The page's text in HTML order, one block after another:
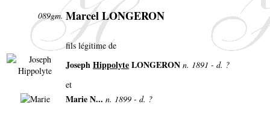
089gm. Marcel LONGERON
fils légitime de
JosephHippolyteLONGERON n. 1891 - d. ?
et
Marie N... n. 1899 - d. ?